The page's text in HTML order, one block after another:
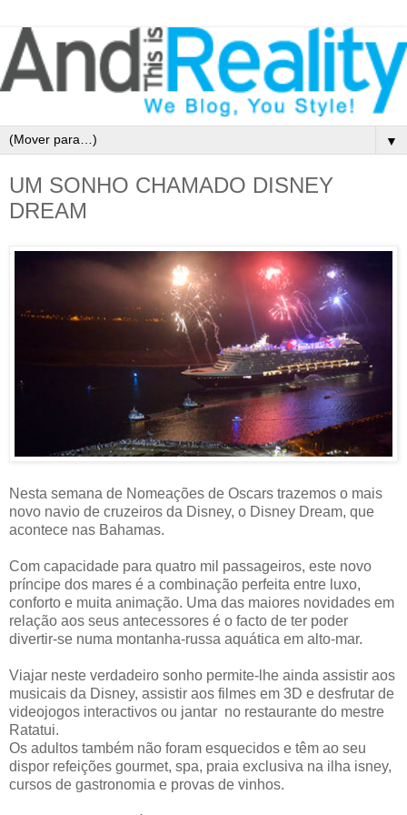
▼
UM SONHO CHAMADO DISNEY
DREAM
Nesta semana de Nomeações de Oscars trazemos o mais
novo navio de cruzeiros da Disney, o Disney Dream, que
acontece nas Bahamas.
Com capacidade para quatro mil passageiros, este novo
príncipe dos mares é a combinação perfeita entre luxo,
conforto e muita animação. Uma das maiores novidades em
relação aos seus antecessores é o facto de ter poder
divertir-se numa montanha-russa aquática em alto-mar.
Viajar neste verdadeiro sonho permite-lhe ainda assistir aos
musicais da Disney, assistir aos filmes em 3D e desfrutar de
videojogos interactivos ou jantar no restaurante do mestre
Ratatui.
Os adultos também não foram esquecidos e têm ao seu
dispor refeições gourmet, spa, praia exclusiva na ilha isney,
cursos de gastronomia e provas de vinhos.